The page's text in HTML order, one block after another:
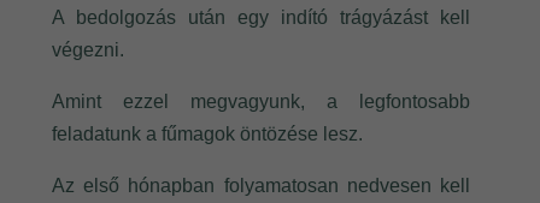
A bedolgozás után egy indító trágyázást kell
végezni.
Amint ezzel megvagyunk, a legfontosabb
feladatunk a fűmagok öntözése lesz.
Az első hónapban folyamatosan nedvesen kell